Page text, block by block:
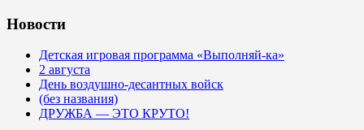
Новости
Детская игровая программа «Выполняй-ка»
2 августа
День воздушно-десантных войск
(без названия)
ДРУЖБА — ЭТО КРУТО!